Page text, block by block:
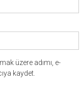
üzere adımı, e-
kaydet.